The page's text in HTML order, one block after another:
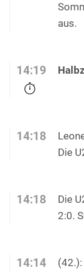
aus.
14:19
14:18
Die
14:18
Die
2:0.
14:14